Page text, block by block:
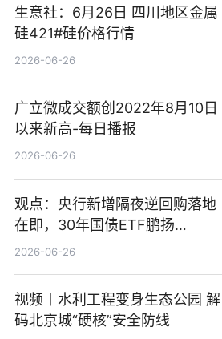
生意社：6月26日 四川地区金属
硅421#硅价格行情
2026-06-26
广立微成交额创2022年8月10日
以来新高-每日播报
2026-06-26
观点：央行新增隔夜逆回购落地
在即，30年国债ETF鹏扬
(511090) 盘中小幅上涨
2026-06-26
视频丨水利工程变身生态公园 解
码北京城“硬核”安全防线